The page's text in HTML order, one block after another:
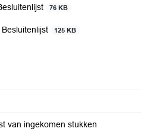
76 KB
125 KB
van ingekomen stukken